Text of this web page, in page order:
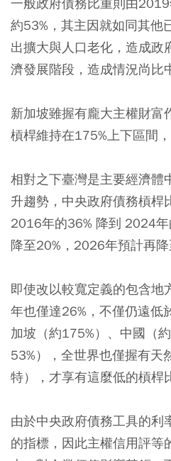
約53%，其主因就如同其他
出擴大與人口老化，造成政
濟發展階段，造成情況尚比
新加坡雖握有龐大主權財富
槓桿維持在175%上下區間
相對之下臺灣是主要經濟體
升趨勢，中央政府債務槓桿
2016年的36% 降到 2024
降至20%，2026年預計再降
即使改以較寬定義的包含
年也僅達26%，不僅仍遠低
加坡（約175%）、中國（
53%），全世界也僅握有天
特），才享有這麼低的槓桿
由於中央政府債務工具的利
的指標，因此主權信用評等